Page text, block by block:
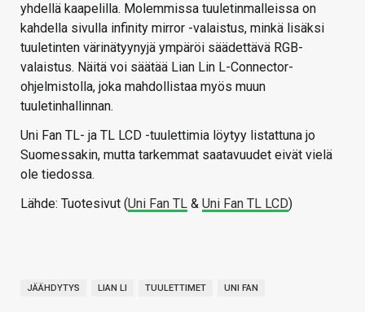
yhdellä kaapelilla. Molemmissa tuuletinmalleissa on
kahdella sivulla infinity mirror -valaistus, minkä lisäksi
tuuletinten värinätyynyjä ympäröi säädettävä RGB-
valaistus. Näitä voi säätää Lian Lin L-Connector-
ohjelmistolla, joka mahdollistaa myös muun
tuuletinhallinnan.
Uni Fan TL- ja TL LCD -tuulettimia löytyy listattuna jo
Suomessakin, mutta tarkemmat saatavuudet eivät vielä
ole tiedossa.
Lähde: Tuotesivut (Uni Fan TL & Uni Fan TL LCD)
JÄÄHDYTYS LIAN LI TUULETTIMET UNI FAN